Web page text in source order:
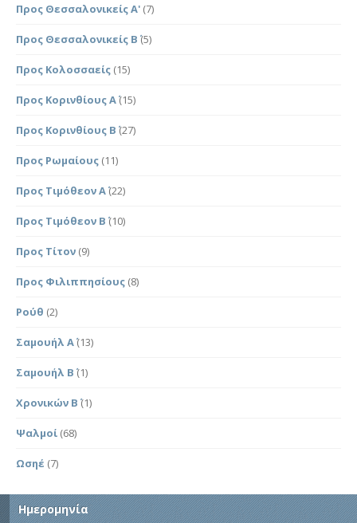
Προς Θεσσαλονικείς Α' (7)
Προς Θεσσαλονικείς Β΄ (5)
Προς Κολοσσαείς (15)
Προς Κορινθίους Α΄(15)
Προς Κορινθίους Β΄ (27)
Προς Ρωμαίους (11)
Προς Τιμόθεον Α΄(22)
Προς Τιμόθεον Β΄ (10)
Προς Τίτον (9)
Προς Φιλιππησίους (8)
Ρούθ (2)
Σαμουήλ Α΄(13)
Σαμουήλ Β΄ (1)
Χρονικών Β΄ (1)
Ψαλμοί (68)
Ωσηέ (7)
Ημερομηνία